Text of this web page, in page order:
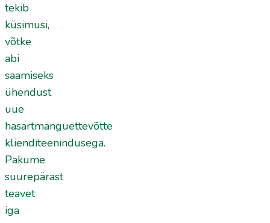
tekib
küsimusi,
võtke
abi
saamiseks
ühendust
uue
hasartmänguettevõtte
klienditeenindusega.
Pakume
suurepärast
teavet
iga